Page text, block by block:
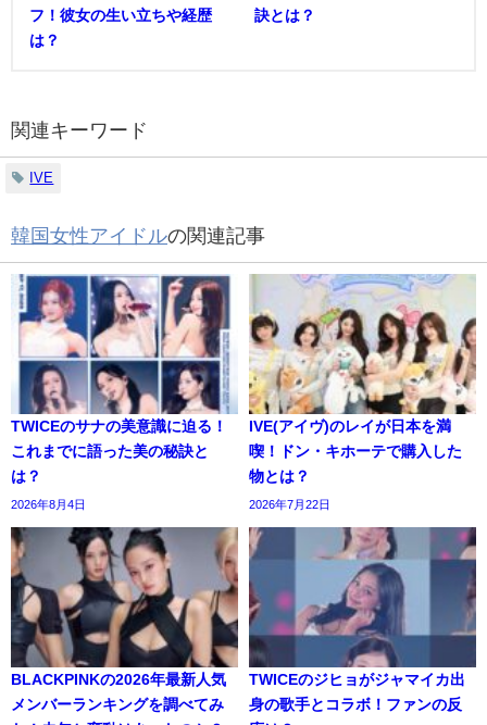
フ！彼女の生い立ちや経歴
は？
訣とは？
関連キーワード
IVE
韓国女性アイドルの関連記事
TWICEのサナの美意識に迫る！
これまでに語った美の秘訣と
は？
2026年8月4日
IVE(アイヴ)のレイが日本を満
喫！ドン・キホーテで購入した
物とは？
2026年7月22日
BLACKPINKの2026年最新人気
メンバーランキングを調べてみ
TWICEのジヒョがジャマイカ出
身の歌手とコラボ！ファンの反